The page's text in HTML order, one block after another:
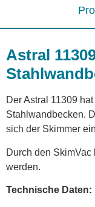
Astral
Der Astral 11309
Stahlwandbecken.
sich der Skimmer
Durch den
werden.
Technische Daten: